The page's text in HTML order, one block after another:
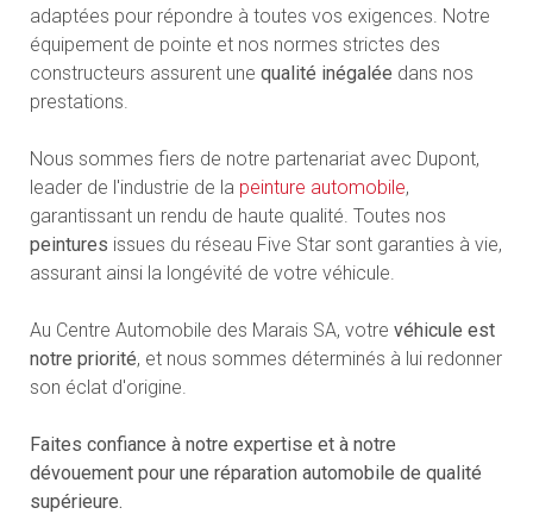
adaptées pour répondre à toutes vos exigences. Notre
équipement de pointe et nos normes strictes des
constructeurs assurent une qualité inégalée dans nos
prestations.
Nous sommes fiers de notre partenariat avec Dupont,
leader de l'industrie de la peinture automobile,
garantissant un rendu de haute qualité. Toutes nos
peintures issues du réseau Five Star sont garanties à vie,
assurant ainsi la longévité de votre véhicule.
Au Centre Automobile des Marais SA, votre véhicule est
notre priorité, et nous sommes déterminés à lui redonner
son éclat d'origine.
Faites confiance à notre expertise et à notre
dévouement pour une réparation automobile de qualité
supérieure.